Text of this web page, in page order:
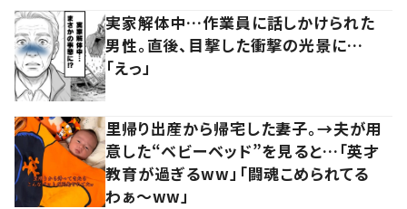
実家解体中…作業員に話しかけられた
男性。直後、目撃した衝撃の光景に…
「えっ」
里帰り出産から帰宅した妻子。→夫が用
意した“ベビーベッド”を見ると…「英才
教育が過ぎるww」「闘魂こめられてる
わぁ～ww」